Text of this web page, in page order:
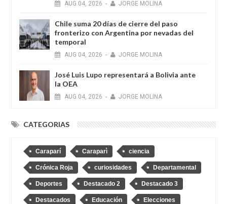
AUG 04, 2026 - JORGE MOLINA
Chile suma 20 días de cierre del paso
fronterizo con Argentina por nevadas del
temporal
AUG 04, 2026 - JORGE MOLINA
José Luis Lupo representará a Bolivia ante
la OEA
AUG 04, 2026 - JORGE MOLINA
CATEGORIAS
Caraparí Caraparì ciencia
Crónica Roja curiosidades Departamental
Deportes Destacado 2 Destacado 3
Destacados Educación Elecciones